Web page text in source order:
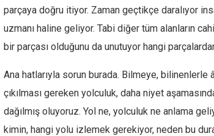
parçaya doğru itiyor. Zaman geçtikçe daralıyor
uzmanı haline geliyor. Tabi diğer tüm alanların
bir parçası olduğunu da unutuyor hangi
Ana hatlarıyla sorun burada. Bilmeye,
çıkılması gereken yolculuk, daha niyet
dağılmış oluyoruz. Yol ne, yolculuk ne anlama
kimin, hangi yolu izlemek gerekiyor, neden bu